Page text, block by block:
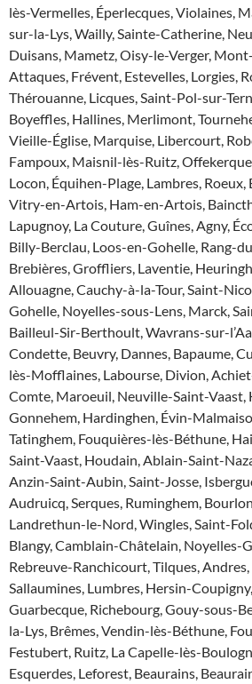
lès-Vermelles, Éperlecques, Violaines,
sur-la-Lys, Wailly, Sainte-Catherine,
Duisans, Mametz, Oisy-le-Verger,
Attaques, Frévent, Estevelles, Lorgies,
Thérouanne, Licques, Saint-Pol-sur-
Boyeffles, Hallines, Merlimont,
Vieille-Église, Marquise, Libercourt,
Fampoux, Maisnil-lès-Ruitz,
Locon, Équihen-Plage, Lambres,
Vitry-en-Artois, Ham-en-Artois,
Lapugnoy, La Couture, Guînes, Agny,
Billy-Berclau, Loos-en-Gohelle, Rang-
Brebières, Groffliers, Laventie,
Allouagne, Cauchy-à-la-Tour, Saint-
Gohelle, Noyelles-sous-Lens, Marck,
Bailleul-Sir-Berthoult, Wavrans-sur-
Condette, Beuvry, Dannes, Bapaume,
lès-Mofflaines, Labourse, Divion,
Comte, Maroeuil, Neuville-Saint-Vaast,
Gonnehem, Hardinghen, Évin-
Tatinghem, Fouquières-lès-Béthune,
Saint-Vaast, Houdain, Ablain-Saint-
Anzin-Saint-Aubin, Saint-Josse,
Audruicq, Serques, Ruminghem,
Landrethun-le-Nord, Wingles, Saint-
Blangy, Camblain-Châtelain, Noyelles-
Rebreuve-Ranchicourt, Tilques,
Sallaumines, Lumbres, Hersin-
Guarbecque, Richebourg, Gouy-sous-
la-Lys, Brêmes, Vendin-lès-Béthune,
Festubert, Ruitz, La Capelle-lès-
Esquerdes, Leforest, Beaurains,